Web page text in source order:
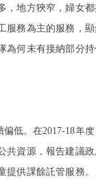
，地方狹窄，婦女
服務為主的服務，
為何未有接納部分
低。在2017-18年
共資源，報告建議
提供課餘託管服務